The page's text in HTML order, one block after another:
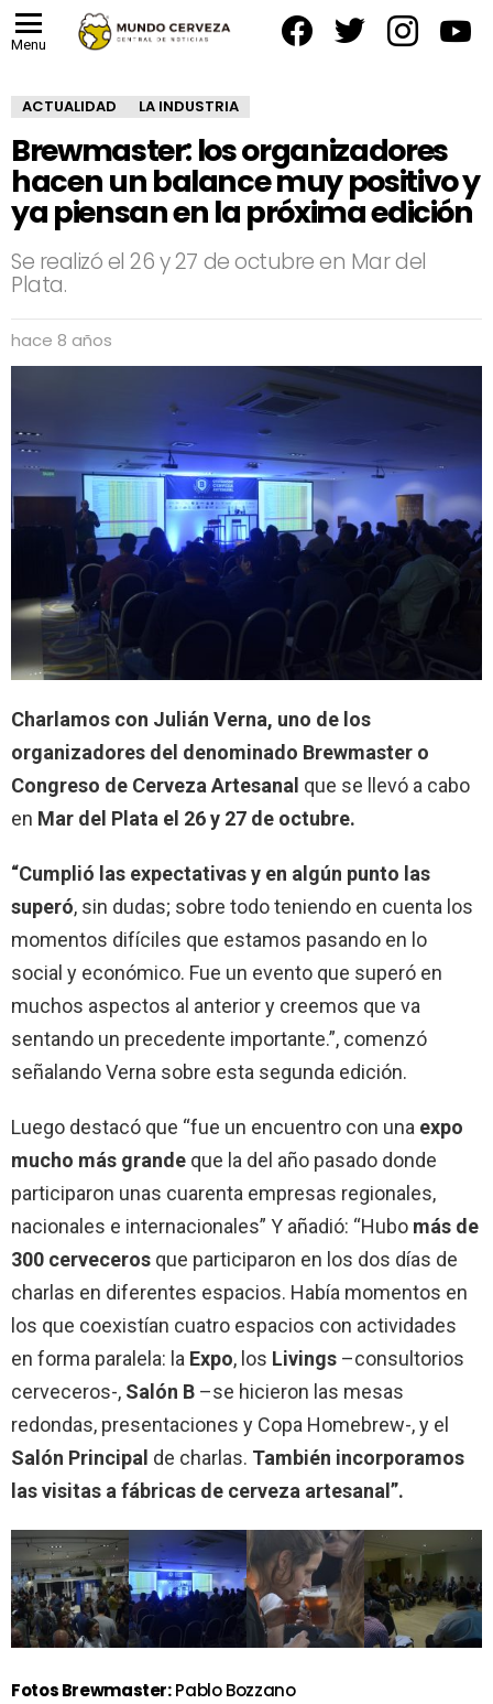
Menu
ACTUALIDAD LA INDUSTRIA
Brewmaster: los organizadores
hacen un balance muy positivo y
ya piensan en la próxima edición
Se realizó el 26 y 27 de octubre en Mar del
Plata.
hace 8 años
Charlamos con Julián Verna, uno de los
organizadores del denominado Brewmaster o
Congreso de Cerveza Artesanal que se llevó a cabo
en Mar del Plata el 26 y 27 de octubre.
“Cumplió las expectativas y en algún punto las
superó, sin dudas; sobre todo teniendo en cuenta los
momentos difíciles que estamos pasando en lo
social y económico. Fue un evento que superó en
muchos aspectos al anterior y creemos que va
sentando un precedente importante.”, comenzó
señalando Verna sobre esta segunda edición.
Luego destacó que “fue un encuentro con una expo
mucho más grande que la del año pasado donde
participaron unas cuarenta empresas regionales,
nacionales e internacionales” Y añadió: “Hubo más de
300 cerveceros que participaron en los dos días de
charlas en diferentes espacios. Había momentos en
los que coexistían cuatro espacios con actividades
en forma paralela: la Expo, los Livings –consultorios
cerveceros-, Salón B –se hicieron las mesas
redondas, presentaciones y Copa Homebrew-, y el
Salón Principal de charlas. También incorporamos
las visitas a fábricas de cerveza artesanal”.
Fotos Brewmaster:Pablo Bozzano